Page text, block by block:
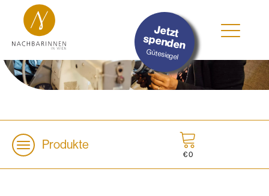
Jetzt
spenden
Gütesiegel
#Nachhaltig
#Sozial
#Lokal
Produkte
€0